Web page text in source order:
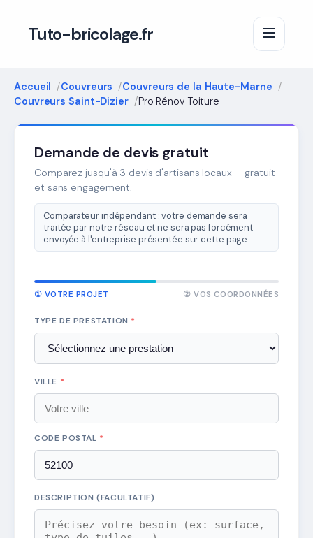
Tuto-bricolage.fr
Accueil Couvreurs
Couvreurs de la Haute-Marne
Couvreurs Saint-Dizier
Pro Rénov Toiture
Demande de devis gratuit
Comparez jusqu'à 3 devis d'artisans locaux — gratuit
et sans engagement.
Comparateur indépendant : votre demande sera
traitée par notre réseau et ne sera pas forcément
envoyée à l'entreprise présentée sur cette page.
① VOTRE PROJET ② VOS COORDONNÉES
TYPE DE PRESTATION *
VILLE *
CODE POSTAL *
DESCRIPTION (FACULTATIF)